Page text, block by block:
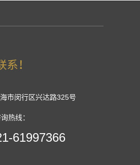
市闵行区兴达路325号
热线：
61997366